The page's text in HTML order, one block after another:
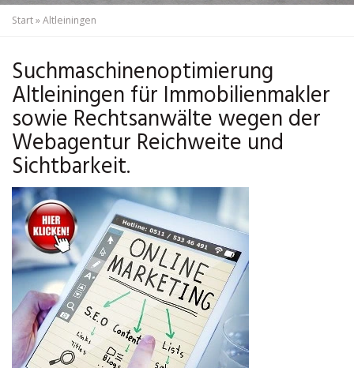
Start»Altleiningen
Suchmaschinenoptimierung
Altleiningen für Immobilienmakler
sowie Rechtsanwälte wegen der
Webagentur Reichweite und
Sichtbarkeit.